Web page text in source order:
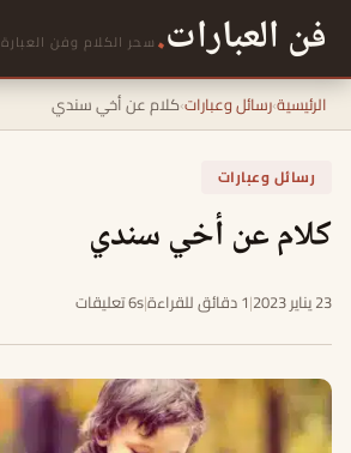
فن العبارات. سحر الكلام وفن العبارة
الرئيسية›رسائل وعبارات›كلام عن أخي سندي
رسائل وعبارات
كلام عن أخي سندي
23 يناير 2023 |1 دقائق للقراءة |6s تعليقات